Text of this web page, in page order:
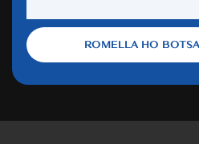
ROMELLA HO